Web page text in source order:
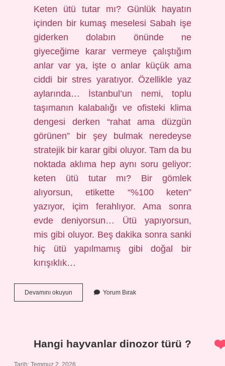
Keten ütü tutar mı? Günlük hayatın
içinden bir kumaş meselesi Sabah işe
giderken dolabın önünde ne
giyeceğime karar vermeye çalıştığım
anlar var ya, işte o anlar küçük ama
ciddi bir stres yaratıyor. Özellikle yaz
aylarında… İstanbul’un nemi, toplu
taşımanın kalabalığı ve ofisteki klima
dengesi derken “rahat ama düzgün
görünen” bir şey bulmak neredeyse
stratejik bir karar gibi oluyor. Tam da bu
noktada aklıma hep aynı soru geliyor:
keten ütü tutar mı? Bir gömlek
alıyorsun, etikette “%100 keten”
yazıyor, içim ferahlıyor. Ama sonra
evde deniyorsun… Ütü yapıyorsun,
mis gibi oluyor. Beş dakika sonra sanki
hiç ütü yapılmamış gibi doğal bir
kırışıklık…
Devamını okuyun
ütü
Yorum Bırak
Hangi hayvanlar dinozor türü ?
Tarih: Temmuz 2, 2026